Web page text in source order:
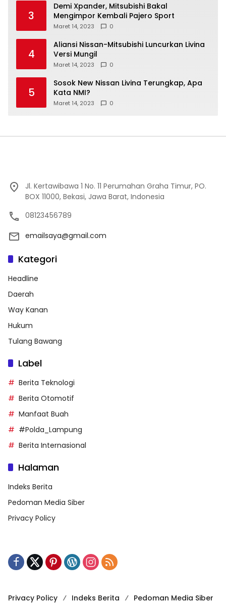
3
Demi Xpander, Mitsubishi Bakal
Mengimpor Kembali Pajero Sport
Maret 14, 2023 0
4
Aliansi Nissan-Mitsubishi Luncurkan Livina
Versi Mungil
Maret 14, 2023 0
5
Sosok New Nissan Livina Terungkap, Apa
Kata NMI?
Maret 14, 2023 0
Jl. Kertawibawa 1 No. 11 Perumahan Graha Timur, PO.
BOX 11000, Bekasi, Jawa Barat, Indonesia
08123456789
emailsaya@gmail.com
Kategori
Headline
Daerah
Way Kanan
Hukum
Tulang Bawang
Label
Berita Teknologi
Berita Otomotif
Manfaat Buah
#Polda_Lampung
Berita Internasional
Halaman
Indeks Berita
Pedoman Media Siber
Privacy Policy
Privacy Policy Indeks Berita Pedoman Media Siber